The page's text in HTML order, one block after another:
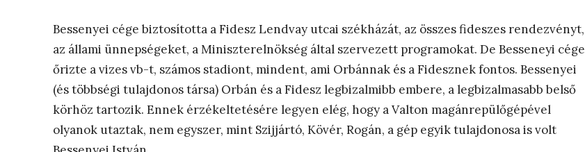
Bessenyei cége biztosította a Fidesz Lendvay utcai székházát, az összes fideszes rendezvényt,
az állami ünnepségeket, a Miniszterelnökség által szervezett programokat. De Besseneyi cége
őrizte a vizes vb-t, számos stadiont, mindent, ami Orbánnak és a Fidesznek fontos. Bessenyei
(és többségi tulajdonos társa) Orbán és a Fidesz legbizalmibb embere, a legbizalmasabb belső
körhöz tartozik. Ennek érzékeltetésére legyen elég, hogy a Valton magánrepülőgépével
olyanok utaztak, nem egyszer, mint Szijjártó, Kövér, Rogán, a gép egyik tulajdonosa is volt